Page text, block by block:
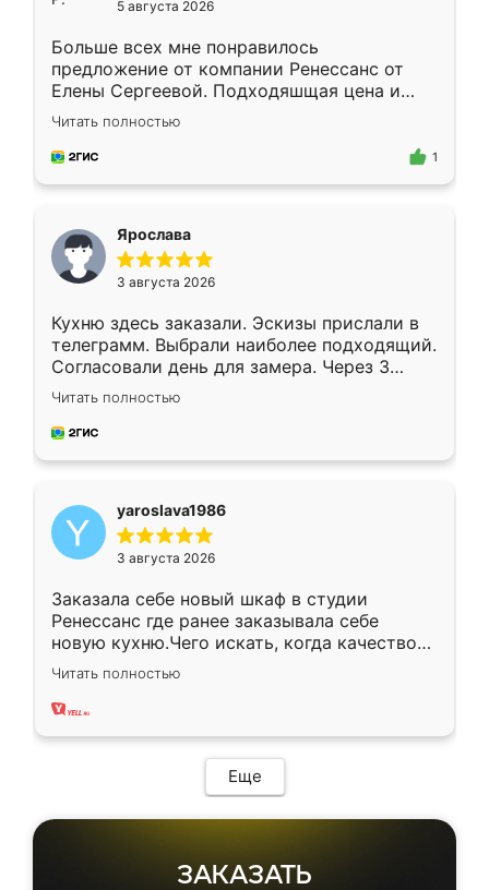
5 августа 2026
Больше всех мне понравилось
предложение от компании Ренессанс от
Елены Сергеевой. Подходяшщая цена и
короткие сроки изготовления. Приехавший
для замера сотрудник Владислав
предложил по моему эскизу самый
Читать полностью
1
Ярослава
3 августа 2026
Кухню здесь заказали. Эскизы прислали в
телеграмм. Выбрали наиболее подходящий.
Согласовали день для замера. Через 3
недели кухня была уже готова. Остались
довольны работой. Спасибо Ренессанс
мебель за качественную работу!
Читать полностью
yaroslava1986
3 августа 2026
Заказала себе новый шкаф в студии
Ренессанс где ранее заказывала себе
новую кухню.Чего искать, когда качеством
вполне довольна. Служит кухня уже почти
два года, нареканий нет.
Читать полностью
Еще
ЗАКАЗАТЬ